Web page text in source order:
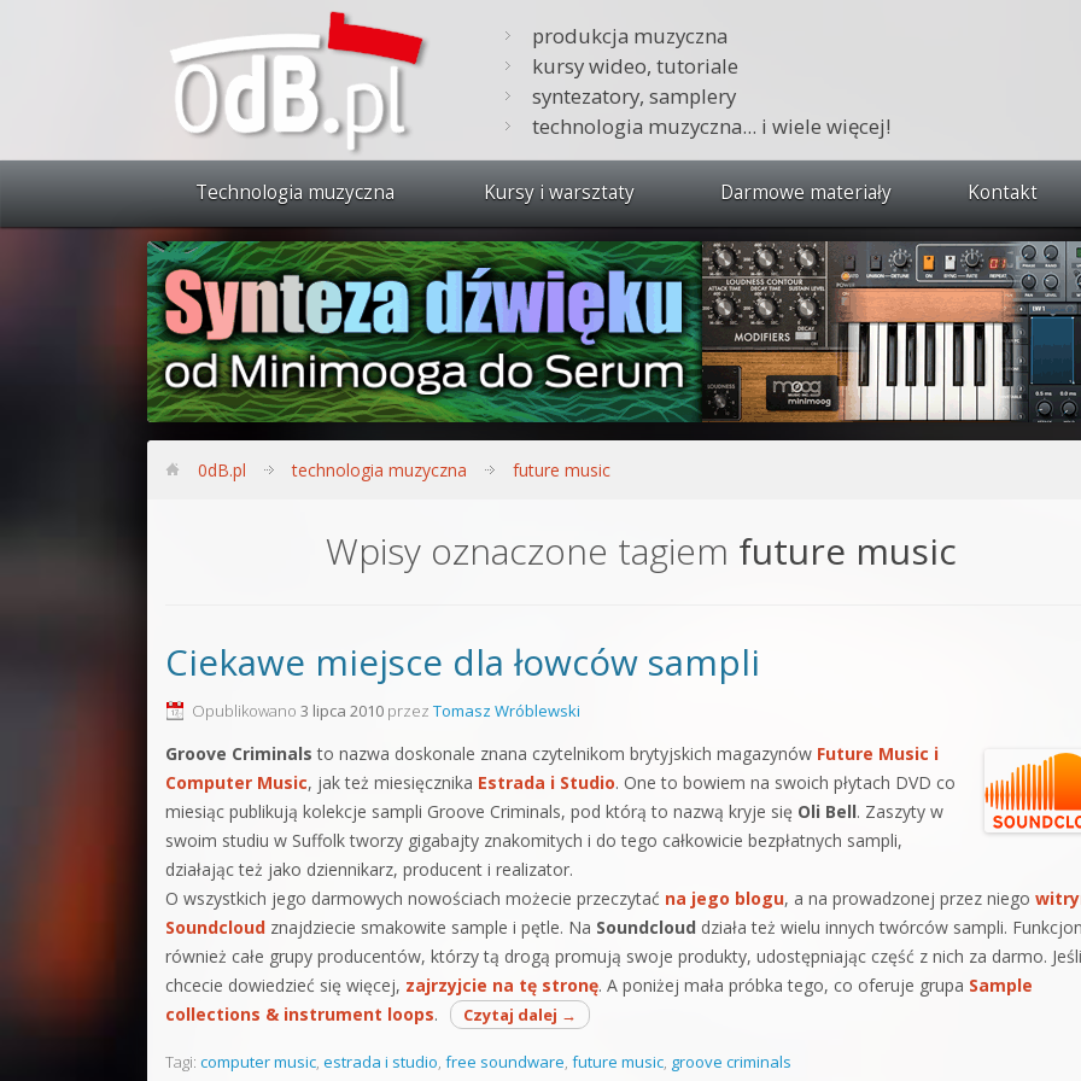
produkcja muzyczna
kursy wideo, tutoriale
syntezatory, samplery
technologia muzyczna... i wiele więcej!
Technologia muzyczna Kursy i warsztaty
Zobacz wszystkie kursy i warsztaty
Synteza dźwięku 🔥
Produkcja muzyczna w praktyce
Bitwig Studio od podstaw
Sound Forge od podstaw
Kontakt 5 Kompendium
Pakiety
Darmowe materiały Kontakt
0dB.pl technologia muzyczna future music
Wpisy oznaczone tagiem future music
Ciekawe miejsce dla łowców sampli
Opublikowano 3 lipca 2010 przez Tomasz Wróblewski
Groove Criminals to nazwa doskonale znana czytelnikom brytyjskich magazynów Future Music i
Computer Music, jak też miesięcznika Estrada i Studio. One to bowiem na swoich płytach DVD co
miesiąc publikują kolekcje sampli Groove Criminals, pod którą to nazwą kryje się Oli Bell. Zaszyty w
swoim studiu w Suffolk tworzy gigabajty znakomitych i do tego całkowicie bezpłatnych sampli,
działając też jako dziennikarz, producent i realizator.
O wszystkich jego darmowych nowościach możecie przeczytać na jego blogu, a na prowadzonej przez niego
Soundcloud znajdziecie smakowite sample i pętle. Na Soundcloud działa też wielu innych twórców sampli.
również całe grupy producentów, którzy tą drogą promują swoje produkty, udostępniając część z nich za darmo. Jeśli
chcecie dowiedzieć się więcej, zajrzyjcie na tę stronę. A poniżej mała próbka tego, co oferuje grupa Sample
collections & instrument loops. Czytaj dalej →
Tagi: computer music, estrada i studio, free soundware, future music, groove criminals